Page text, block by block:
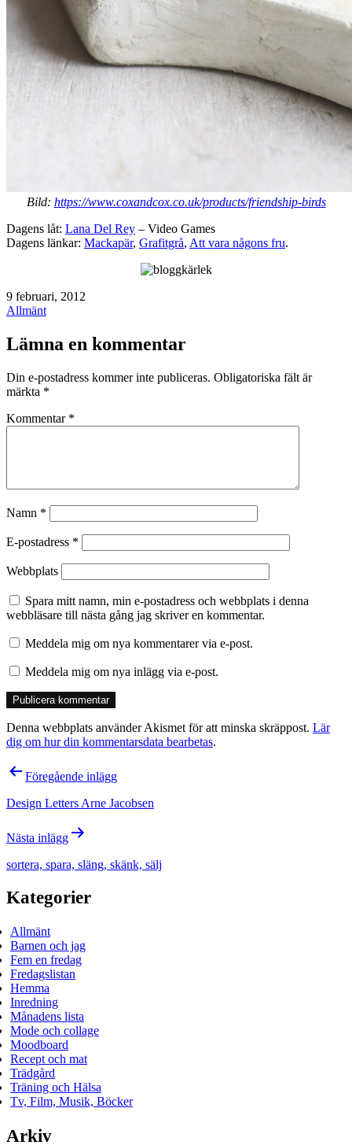
Bild: https://www.coxandcox.co.uk/products/friendship-birds
Dagens låt: Lana Del Rey – Video Games
Dagens länkar: Mackapär, Grafitgrå, Att vara någons fru.
Publicerat
den
9 februari, 2012
Kategoriserat
Allmänt
Lämna en kommentar
Din e-postadress kommer inte publiceras. Obligatoriska fält är
märkta *
Kommentar *
Namn *
E-postadress *
Webbplats
Spara mitt namn, min e-postadress och webbplats i denna
webbläsare till nästa gång jag skriver en kommentar.
Meddela mig om nya kommentarer via e-post.
Meddela mig om nya inlägg via e-post.
Denna webbplats använder Akismet för att minska skräppost. Lär
dig om hur din kommentarsdata bearbetas.
Inläggsnavigering
Föregående inlägg
Design Letters Arne Jacobsen
Nästa inlägg
sortera, spara, släng, skänk, sälj
Kategorier
Allmänt
Barnen och jag
Fem en fredag
Fredagslistan
Hemma
Inredning
Månadens lista
Mode och collage
Moodboard
Recept och mat
Trädgård
Träning och Hälsa
Tv, Film, Musik, Böcker
Arkiv